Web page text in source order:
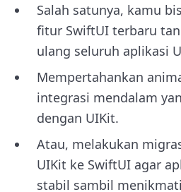
Salah satunya, kamu
fitur SwiftUI terbaru
ulang seluruh aplikasi
Mempertahankan
integrasi mendalam
dengan UIKit.
Atau, melakukan
UIKit ke SwiftUI agar
stabil sambil